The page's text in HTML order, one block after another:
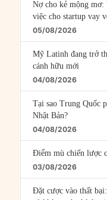
Nợ cho kẻ mộng mơ:
việc cho startup vay
05/08/2026
Mỹ Latinh đang trở
cánh hữu mới
04/08/2026
Tại sao Trung Quốc
Nhật Bản?
04/08/2026
Điểm mù chiến lược
03/08/2026
Đặt cược vào thất